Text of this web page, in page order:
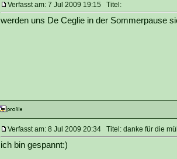
Verfasst am: 7 Jul 2009 19:15 Titel:
werden uns De Ceglie in der Sommerpause
Verfasst am: 8 Jul 2009 20:34 Titel: danke für die
ich bin gespannt:)